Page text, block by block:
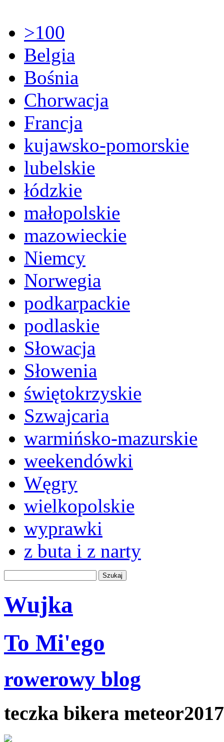
>100
Belgia
Bośnia
Chorwacja
Francja
kujawsko-pomorskie
lubelskie
łódzkie
małopolskie
mazowieckie
Niemcy
Norwegia
podkarpackie
podlaskie
Słowacja
Słowenia
świętokrzyskie
Szwajcaria
warmińsko-mazurskie
weekendówki
Węgry
wielkopolskie
wyprawki
z buta i z narty
Wujka
To Mi'ego
rowerowy blog
teczka bikera meteor2017